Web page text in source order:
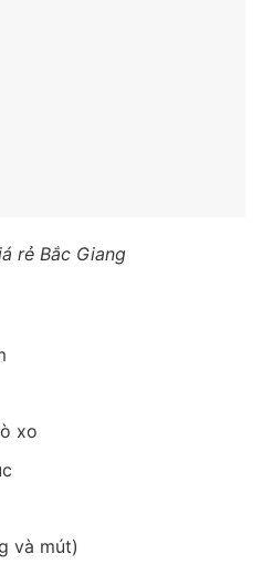
rẻ Bắc Giang
xo
và mút)